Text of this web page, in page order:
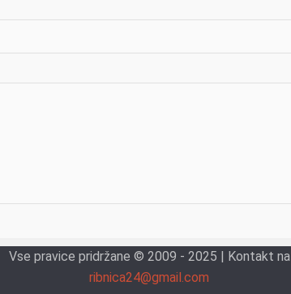
Vse pravice pridržane © 2009 - 2025 | Kontakt na
ribnica24@gmail.com